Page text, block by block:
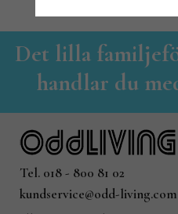
Det lilla
handlar du
Tel. 018 - 800 81 02
kundservice@odd-living.com